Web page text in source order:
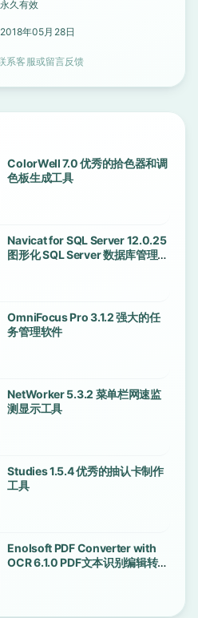
永久有效
2018年05月28日
系客服或留言反馈
ColorWell 7.0 优秀的拾色器和调
色板生成工具
Navicat for SQL Server 12.0.25
图形化 SQL Server 数据库管理工
OmniFocus Pro 3.1.2 强大的任
务管理软件
NetWorker 5.3.2 菜单栏网速监
测显示工具
Studies 1.5.4 优秀的抽认卡制作
工具
Enolsoft PDF Converter with
OCR 6.1.0 PDF文本识别编辑转换